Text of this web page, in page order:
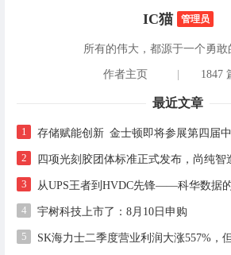
IC猫 管理员
所有的伟大，都源于一个勇敢
作者主页 | 1847
最近文章
1
2
3 从UPS王者到HVDC先锋——科华数据
4 宇树科技上市了：8月10日申购
5 SK海力士二季度营业利润大涨557%，